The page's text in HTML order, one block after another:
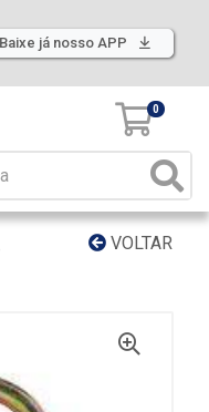
Baixe já nosso APP
0
VOLTAR